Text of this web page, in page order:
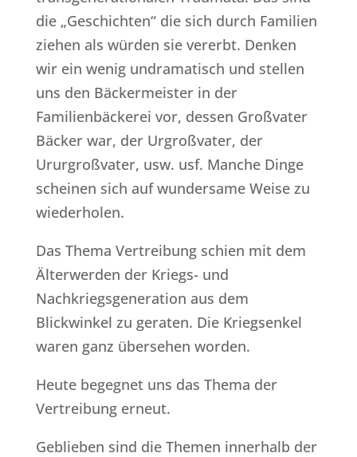
die „Geschichten“ die sich durch Familien
ziehen als würden sie vererbt. Denken
wir ein wenig undramatisch und stellen
uns den Bäckermeister in der
Familienbäckerei vor, dessen Großvater
Bäcker war, der Urgroßvater, der
Ururgroßvater, usw. usf. Manche Dinge
scheinen sich auf wundersame Weise zu
wiederholen.
Das Thema Vertreibung schien mit dem
Älterwerden der Kriegs- und
Nachkriegsgeneration aus dem
Blickwinkel zu geraten. Die Kriegsenkel
waren ganz übersehen worden.
Heute begegnet uns das Thema der
Vertreibung erneut.
Geblieben sind die Themen innerhalb der